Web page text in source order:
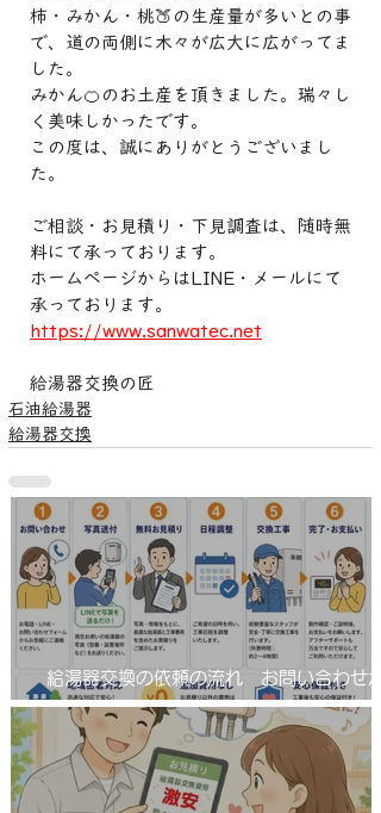
柿・みかん・桃🍑の生産量が多いとの事
で、道の両側に木々が広大に広がってま
した。
みかん🍊のお土産を頂きました。瑞々し
く美味しかったです。
この度は、誠にありがとうございまし
た。
ご相談・お見積り・下見調査は、随時無
料にて承っております。
ホームページからはLINE・メールにて
承っております。
https://www.sanwatec.net
給湯器交換の匠
石油給湯器
給湯器交換
給湯器交換の依頼の流れ お問い合わせか
工事完了まで！